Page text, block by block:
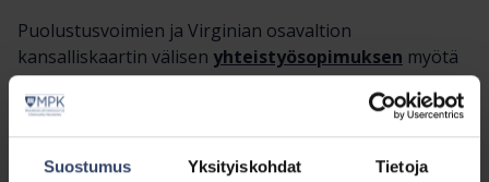
Suostumus Yksityiskohdat Tietoja
Puolustusvoimien ja Virginian osavaltion
kansalliskaartin välisen yhteistyösopimuksen myötä
myös MPK:n yhteistyö Virginian kansalliskaartin
kanssa laajenee. MPK toimii Puolustusvoimien
operatiivisena kumppanina
paikalliskyberpuolustuksen kehittämisessä.